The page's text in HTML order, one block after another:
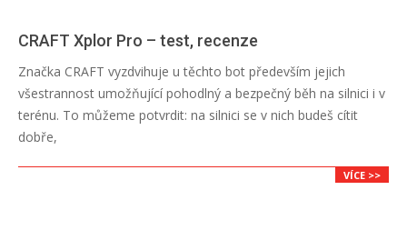
CRAFT Xplor Pro – test, recenze
Značka CRAFT vyzdvihuje u těchto bot především jejich
všestrannost umožňující pohodlný a bezpečný běh na silnici i v
terénu. To můžeme potvrdit: na silnici se v nich budeš cítit
dobře,
VÍCE >>